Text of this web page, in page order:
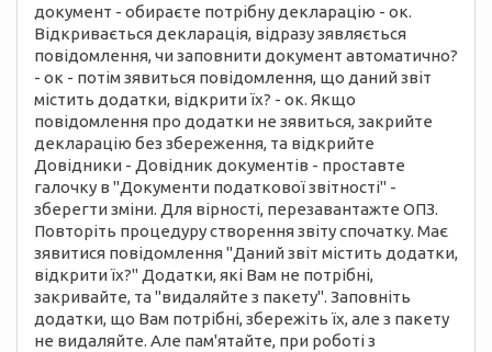
документ - обираєте потрібну декларацію - ок.
Відкривається декларація, відразу зявляється
повідомлення, чи заповнити документ автоматично?
- ок - потім зявиться повідомлення, що даний звіт
містить додатки, відкрити їх? - ок. Якщо
повідомлення про додатки не зявиться, закрийте
декларацію без збереження, та відкрийте
Довідники - Довідник документів - проставте
галочку в "Документи податкової звітності" -
зберегти зміни. Для вірності, перезавантажте ОПЗ.
Повторіть процедуру створення звіту спочатку. Має
зявитися повідомлення "Даний звіт містить додатки,
відкрити їх?" Додатки, які Вам не потрібні,
закривайте, та "видаляйте з пакету". Заповніть
додатки, що Вам потрібні, збережіть їх, але з пакету
не видаляйте. Але пам'ятайте, при роботі з